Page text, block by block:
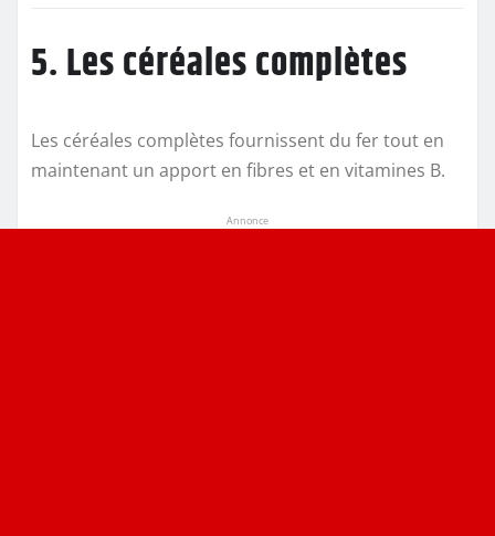
5. Les céréales complètes
Les céréales complètes fournissent du fer tout en
maintenant un apport en fibres et en vitamines B.
Annonce